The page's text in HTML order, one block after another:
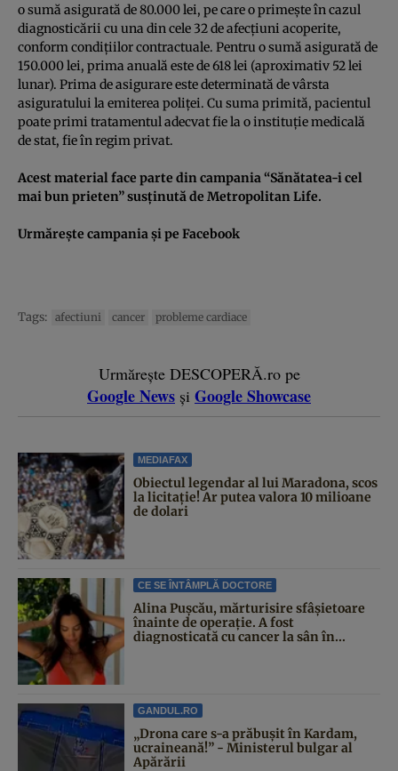
o sumă asigurată de 80.000 lei, pe care o primeşte în cazul
diagnosticării cu una din cele 32 de afecţiuni acoperite,
conform condiţiilor contractuale. Pentru o sumă asigurată de
150.000 lei, prima anuală este de 618 lei (aproximativ 52 lei
lunar). Prima de asigurare este determinată de vârsta
asiguratului la emiterea poliţei. Cu suma primită, pacientul
poate primi tratamentul adecvat fie la o instituţie medicală
de stat, fie în regim privat.
Acest material face parte din campania “Sănătatea-i cel
mai bun prieten” susţinută de Metropolitan Life.
Urmăreşte campania şi pe Facebook
Tags: afectiuni cancer probleme cardiace
Urmărește DESCOPERĂ.ro pe
Google News și Google Showcase
MEDIAFAX
Obiectul legendar al lui Maradona, scos
la licitație! Ar putea valora 10 milioane
de dolari
CE SE ÎNTÂMPLĂ DOCTORE
Alina Pușcău, mărturisire sfâșietoare
înainte de operație. A fost
diagnosticată cu cancer la sân în...
GANDUL.RO
„Drona care s-a prăbușit în Kardam,
ucraineană!” - Ministerul bulgar al
Apărării